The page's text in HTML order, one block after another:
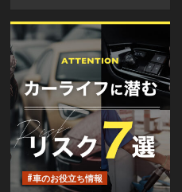
#車のお役立ち情報